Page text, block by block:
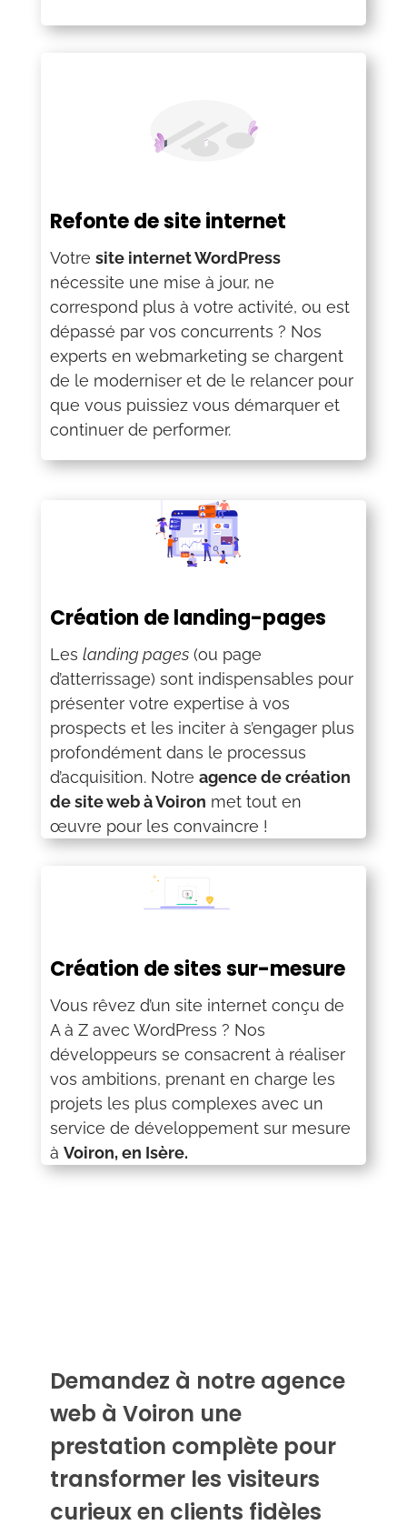
Refonte de site internet
Votre site internet WordPress
nécessite une mise à jour, ne
correspond plus à votre activité, ou est
dépassé par vos concurrents ? Nos
experts en webmarketing se chargent
de le moderniser et de le relancer pour
que vous puissiez vous démarquer et
continuer de performer.
Création de landing-pages
Les landing pages(ou page
d’atterrissage) sont indispensables pour
présenter votre expertise à vos
prospects et les inciter à s’engager plus
profondément dans le processus
d’acquisition. Notre agence de création
de site web à Voiron met tout en
œuvre pour les convaincre !
Création de sites sur-mesure
Vous rêvez d’un site internet conçu de
A à Z avec WordPress ? Nos
développeurs se consacrent à réaliser
vos ambitions, prenant en charge les
projets les plus complexes avec un
service de développement sur mesure
à Voiron, en Isère.
Demandez à notre agence
web à Voiron une
prestation complète pour
transformer les visiteurs
curieux en clients fidèles